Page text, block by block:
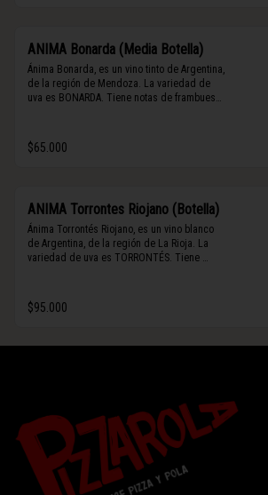
ANIMA Bonarda (Media Botella)
Ánima Bonarda, es un vino tinto de Argentina,
de la región de Mendoza. La variedad de
uva es BONARDA. Tiene notas de frambuesa
por barrica por 3 meses.
$65.000
ANIMA Torrontes Riojano (Botella)
Ánima Torrontés Riojano, es un vino blanco
de Argentina, de la región de La Rioja. La
variedad de uva es TORRONTÉS. Tiene
$95.000